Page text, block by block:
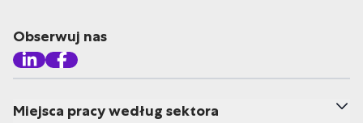
Obserwuj nas
Miejsca pracy według sektora